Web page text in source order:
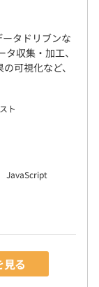
ンティストが
プロダクトユニ
同し、
タドリブンな
収集・加工、
可視化など、
ト
JavaScript
見る